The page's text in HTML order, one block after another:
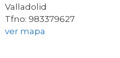
Valladolid
Tfno: 983379627
ver mapa